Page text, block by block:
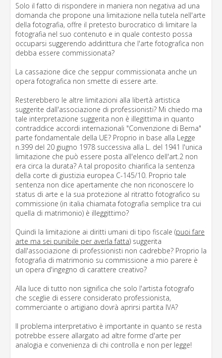
Solo il fatto di rispondere in maniera non negativa ad una
domanda che propone una limitazione nella tutela nell'arte
della fotografia, offre il pretesto burocratico di limitare la
fotografia nel suo contenuto e in quale contesto possa
occuparsi suggerendo addirittura che l'arte fotografica non
debba essere commissionata?
La cassazione dice che seppur commissionata anche un
opera fotografica non smette di essere arte.
Resterebbero le altre limitazioni alla libertà artistica
suggerite dall'associazione di professionisti? Mi chiedo ma
tale interpretazione suggerita non è illegittima in quanto
contraddice accordi internazionali "Convenzione di Berna"
parte fondamentale della UE? Proprio in base alla Legge
n.399 del 20 giugno 1978 successiva alla L. del 1941 l'unica
limitazione che può essere posta all'elenco dell'art.2 non
era circa la durata? A tal proposito chiarifica la sentenza
della corte di giustizia europea C-145/10. Proprio tale
sentenza non dice apertamente che non riconoscere lo
status di arte e la sua protezione al ritratto fotografico su
commissione (in italia chiamata fotografia semplice tra cui
quella di matrimonio) è illeggittimo?
Quindi la limitazione ai diritti umani di tipo fiscale (puoi fare
arte ma sei punibile per averla fatta) suggerita
dall'associazione di professionisti non cadrebbe? Proprio la
fotografia di matrimonio su commissione a mio parere è
un opera d'ingegno di carattere creativo?
Alla luce di tutto non significa che solo l'artista fotografo
che sceglie di essere considerato professionista,
commerciante o artigiano dovrà aprirsi partita IVA?
Il problema interpretativo è importante in quanto se resta
potrebbe essere allargato ad altre forme d'arte per
analogia e convenienza di chi controlla e non per legge!